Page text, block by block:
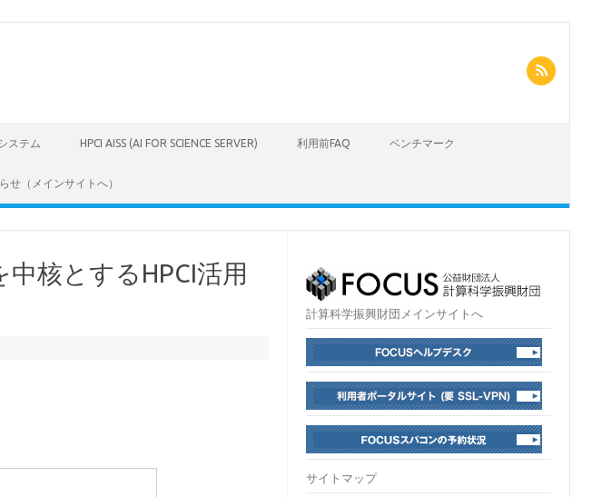
ステム HPCI AISS (AI FOR SCIENCE SERVER) 利用前FAQ ベンチマーク
せ（メインサイトへ）
核とするHPCI活用
計算科学振興財団メインサイトへ
サイトマップ